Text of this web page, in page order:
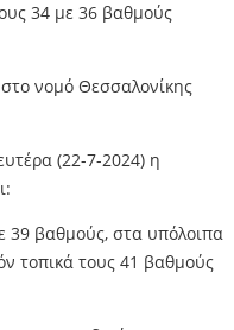
34 με 36 βαθμούς
νομό Θεσσαλονίκης
(22-7-2024) η
39 βαθμούς, στα υπόλοιπα
τοπικά τους 41 βαθμούς